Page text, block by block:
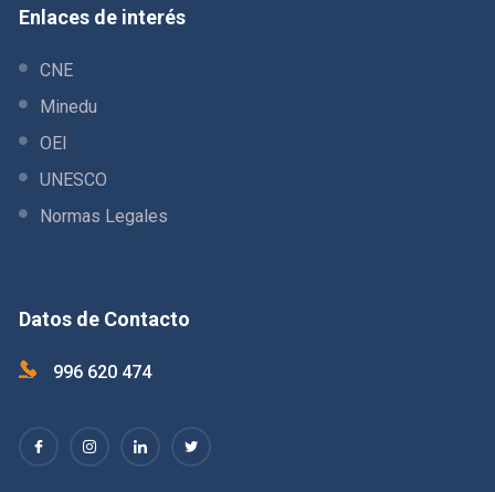
Enlaces de interés
CNE
Minedu
OEI
UNESCO
Normas Legales
Datos de Contacto
996 620 474